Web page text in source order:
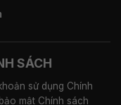
SÁCH
sử dụng Chính
mật Chính sách